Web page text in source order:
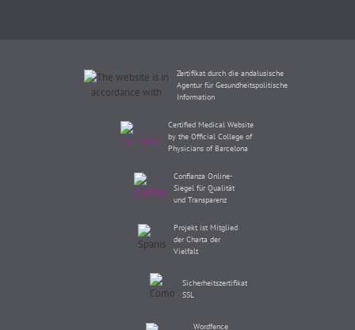
Zertifikat durch die andalusische
Agentur für Gesundheitspolitische
Information
Certified Medical Website
by the Official College of
Physicians of Barcelona
Confianza Online-
Siegel für Qualität
und Transparenz
Projekt ist Mitglied
der Charta der
Vielfalt
Sicherheitszertifikat
SSL
Wordfence